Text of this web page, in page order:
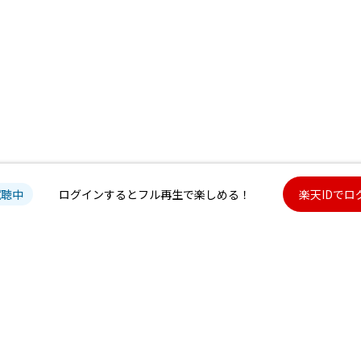
中 ログインするとフル再生で楽しめる！ 楽天IDでロ